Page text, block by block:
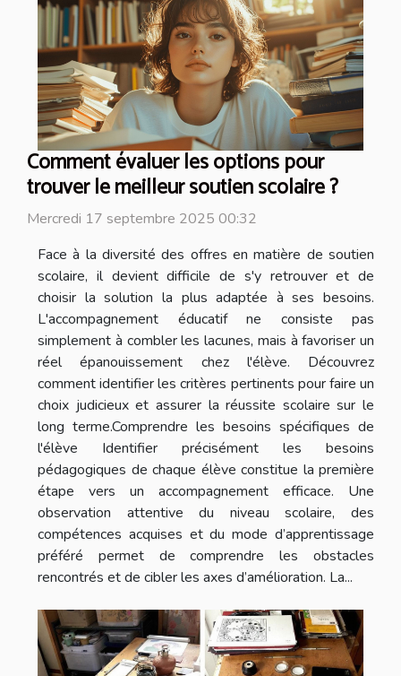
Comment évaluer les options pour
trouver le meilleur soutien scolaire ?
Mercredi 17 septembre 2025 00:32
Face à la diversité des offres en matière de soutien
scolaire, il devient difficile de s'y retrouver et de
choisir la solution la plus adaptée à ses besoins.
L'accompagnement éducatif ne consiste pas
simplement à combler les lacunes, mais à favoriser un
réel épanouissement chez l'élève. Découvrez
comment identifier les critères pertinents pour faire un
choix judicieux et assurer la réussite scolaire sur le
long terme.Comprendre les besoins spécifiques de
l'élève Identifier précisément les besoins
pédagogiques de chaque élève constitue la première
étape vers un accompagnement efficace. Une
observation attentive du niveau scolaire, des
compétences acquises et du mode d’apprentissage
préféré permet de comprendre les obstacles
rencontrés et de cibler les axes d’amélioration. La...